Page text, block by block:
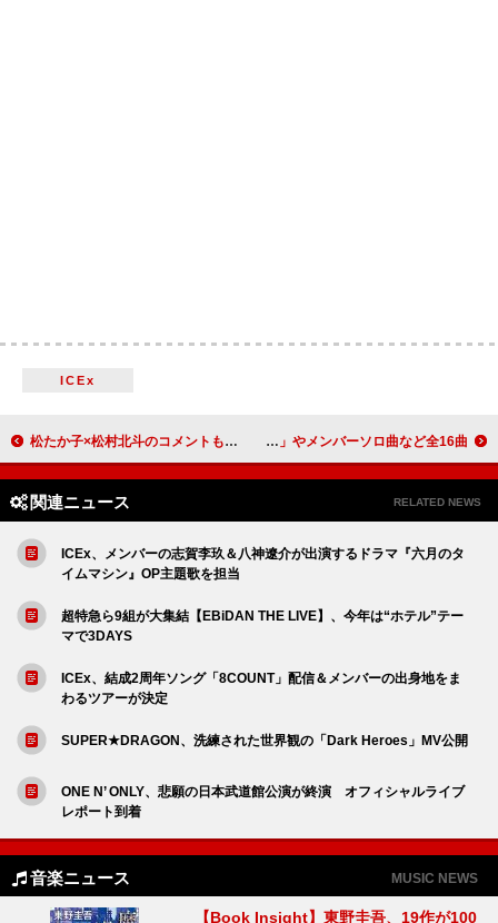
ICEx
松たか子×松村北斗のコメントも到着、映画『ファーストキス 1ST KISS』BD＆DVD発売決定 SEVENTEENのニューアルバム、新曲「THUNDER」やメンバーソロ曲など全16曲
関連ニュース RELATED NEWS
ICEx、メンバーの志賀李玖＆八神遼介が出演するドラマ『六月のタ
イムマシン』OP主題歌を担当
超特急ら9組が大集結【EBiDAN THE LIVE】、今年は“ホテル”テー
マで3DAYS
ICEx、結成2周年ソング「8COUNT」配信＆メンバーの出身地をま
わるツアーが決定
SUPER★DRAGON、洗練された世界観の「Dark Heroes」MV公開
ONE N’ ONLY、悲願の日本武道館公演が終演 オフィシャルライブ
レポート到着
音楽ニュース MUSIC NEWS
【Book Insight】東野圭吾、19作が100